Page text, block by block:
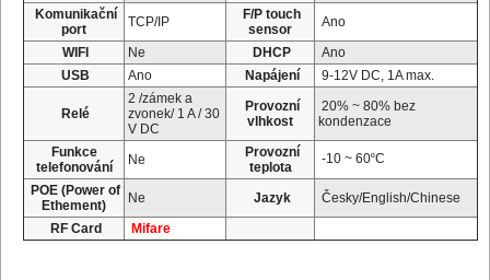
Komunikační
port
TCP/IP
F/P touch
sensor
Ano
WIFI
Ne DHCP
Ano
USB
Ano Napájení 9-12V DC, 1A max.
Relé
2 /zámek a
zvonek/ 1 A / 30
V DC
Provozní
vlhkost
20% ~ 80% bez
kondenzace
Funkce
telefonování
Ne
Provozní
teplota
-10 ~ 60ºC
POE (Power of
Ethement)
Ne Jazyk
Česky/English/Chinese
RF Card
Mifare